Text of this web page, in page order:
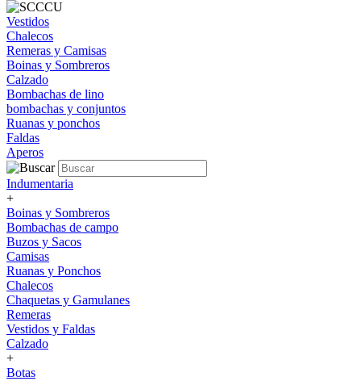
Vestidos
Chalecos
Remeras y Camisas
Boinas y Sombreros
Calzado
Bombachas de lino
bombachas y conjuntos
Ruanas y ponchos
Faldas
Aperos
Indumentaria
+
Boinas y Sombreros
Bombachas de campo
Buzos y Sacos
Camisas
Ruanas y Ponchos
Chalecos
Chaquetas y Gamulanes
Remeras
Vestidos y Faldas
Calzado
+
Botas